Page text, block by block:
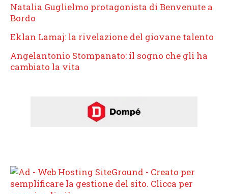
Natalia Guglielmo protagonista di Benvenute a
Bordo
Eklan Lamaj: la rivelazione del giovane talento
Angelantonio Stompanato: il sogno che gli ha
cambiato la vita